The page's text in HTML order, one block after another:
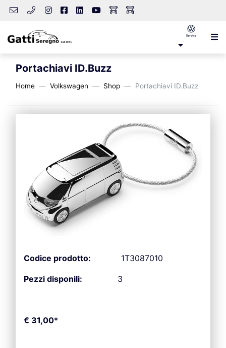
Portachiavi ID.Buzz
Home Volkswagen Shop Portachiavi ID.Buzz
Codice prodotto: 1T3087010
Pezzi disponili: 3
€ 31,00*